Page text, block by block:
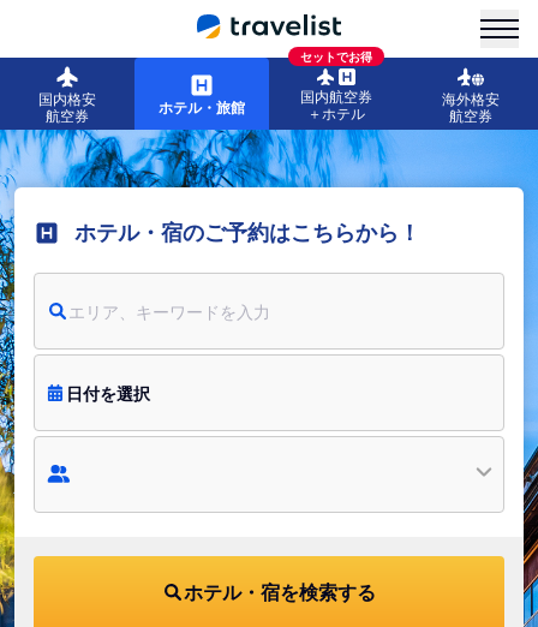
国内格安
航空券
ホテル・旅館
セットでお得
国内航空券
＋ホテル
海外格安
航空券
ホテル・宿のご予約はこちらから！
エリア、キーワードを入力
日付を選択
ホテル・宿を検索する